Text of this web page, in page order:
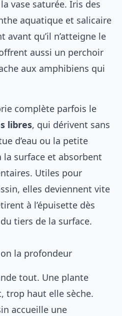
vase saturée. Iris des
aquatique et salicaire
qu’il n’atteigne le
aussi un perchoir
aux amphibiens qui
complète parfois le
libres, qui dérivent sans
d’eau ou la petite
la surface et absorbent
Utiles pour
elles deviennent vite
à l’épuisette dès
tiers de la surface.
la profondeur
tout. Une plante
trop haut elle sèche.
accueille une